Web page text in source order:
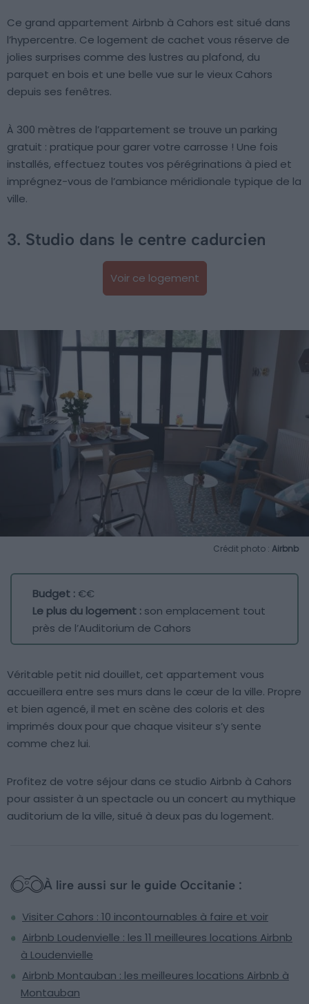
Ce grand appartement Airbnb à Cahors est situé dans
l’hypercentre. Ce logement de cachet vous réserve de
jolies surprises comme des lustres au plafond, du
parquet en bois et une belle vue sur le vieux Cahors
depuis ses fenêtres.
À 300 mètres de l’appartement se trouve un parking
gratuit : pratique pour garer votre carrosse ! Une fois
installés, effectuez toutes vos pérégrinations à pied et
imprégnez-vous de l’ambiance méridionale typique de la
ville.
3. Studio dans le centre cadurcien
Voir ce logement
Crédit photo : Airbnb
Budget :€€
Le plus du logement : son emplacement tout
près de l’Auditorium de Cahors
Véritable petit nid douillet, cet appartement vous
accueillera entre ses murs dans le cœur de la ville. Propre
et bien agencé, il met en scène des coloris et des
imprimés doux pour que chaque visiteur s’y sente
comme chez lui.
Profitez de votre séjour dans ce studio Airbnb à Cahors
pour assister à un spectacle ou un concert au mythique
auditorium de la ville, situé à deux pas du logement.
À lire aussi sur le guide Occitanie :
Visiter Cahors : 10 incontournables à faire et voir
Airbnb Loudenvielle : les 11 meilleures locations Airbnb
à Loudenvielle
Airbnb Montauban : les meilleures locations Airbnb à
Montauban